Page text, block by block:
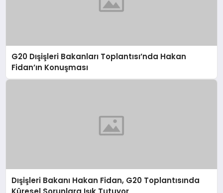
G20 Dışişleri Bakanları Toplantısı’nda Hakan
Fidan’ın Konuşması
Dışişleri Bakanı Hakan Fidan, G20 Toplantısında